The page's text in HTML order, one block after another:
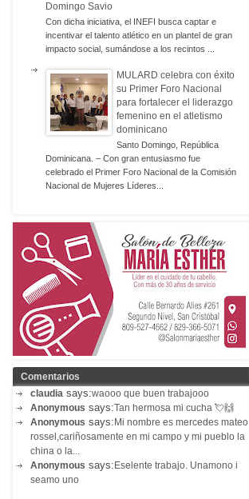
Domingo Savio
Con dicha iniciativa, el INEFI busca captar e
incentivar el talento atlético en un plantel de gran
impacto social, sumándose a los recintos ...
MULARD celebra con éxito
su Primer Foro Nacional
para fortalecer el liderazgo
femenino en el atletismo
dominicano
Santo Domingo, República
Dominicana. – Con gran entusiasmo fue
celebrado el Primer Foro Nacional de la Comisión
Nacional de Mujeres Líderes...
Comentarios
claudia says:waooo que buen trabajooo
Anonymous says:Tan hermosa mi cucha 💘🙌
Anonymous says:Mi nombre es mercedes mateo
rossel,cariñosamente en mi campo y mi pueblo la
china o la...
Anonymous says:Eselente trabajo. Unamono i
seamo uno